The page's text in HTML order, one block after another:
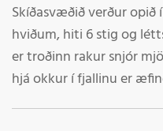
Skíðasvæðið verður opið
hviðum, hiti 6 stig og
er troðinn rakur snjór
hjá okkur í fjallinu er